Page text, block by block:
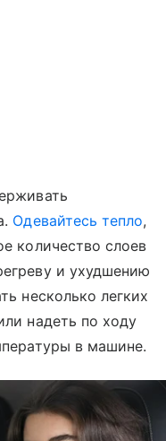
Одевайтесь тепло,
количество слоев
и ухудшению
несколько легких
надеть по ходу
в машине.